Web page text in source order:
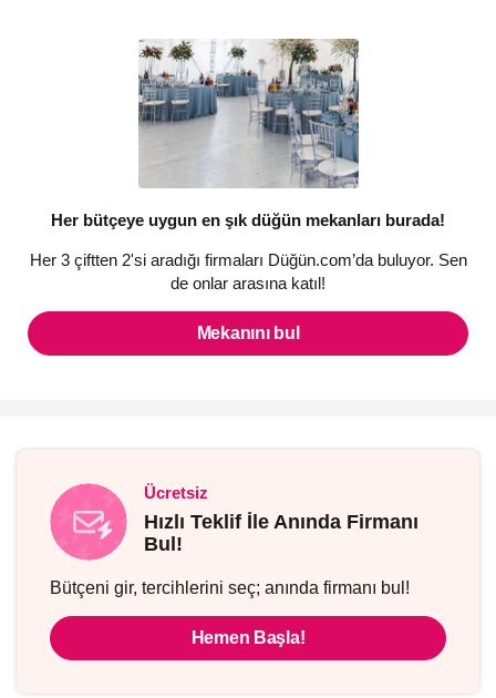
Her bütçeye uygun en şık düğün mekanları burada!
Her 3 çiftten 2'si aradığı firmaları Düğün.com’da buluyor. Sen
de onlar arasına katıl!
Mekanını bul
Ücretsiz
Hızlı Teklif İle Anında Firmanı
Bul!
Bütçeni gir, tercihlerini seç; anında firmanı bul!
Hemen Başla!